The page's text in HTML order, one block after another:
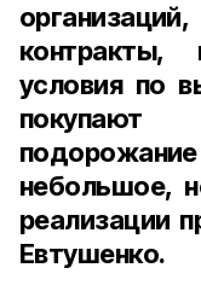
контракты,
условия по
покупают
небольшое,
реализации
Евтушенко.